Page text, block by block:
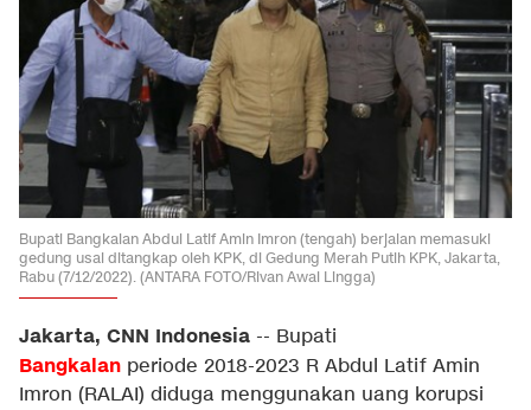
Bupati Bangkalan Abdul Latif Amin Imron (tengah) berjalan memasuki
gedung usai ditangkap oleh KPK, di Gedung Merah Putih KPK, Jakarta,
Rabu (7/12/2022). (ANTARA FOTO/Rivan Awal Lingga)
Jakarta, CNN Indonesia -- Bupati
Bangkalan periode 2018-2023 R Abdul Latif Amin
Imron (RALAI) diduga menggunakan uang korupsi